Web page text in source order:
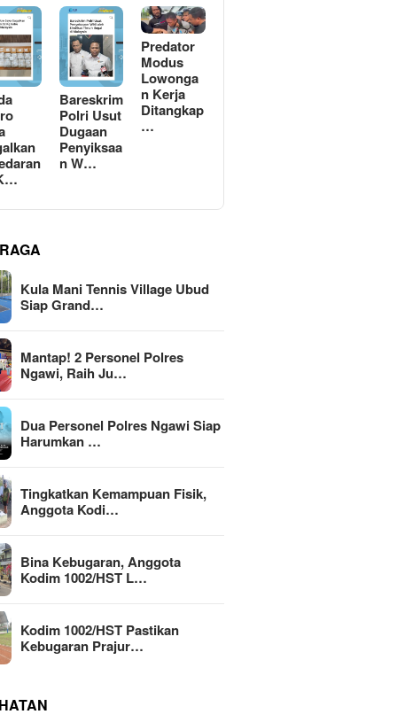
Bareskrim
Polri Usut
Dugaan
Penyiksaa
n W…
Predator
Modus
Lowonga
n Kerja
Ditangkap
…
Kula Mani Tennis Village Ubud
Siap Grand…
Mantap! 2 Personel Polres
Ngawi, Raih Ju…
Dua Personel Polres Ngawi Siap
Harumkan …
Tingkatkan Kemampuan Fisik,
Anggota Kodi…
Bina Kebugaran, Anggota
Kodim 1002/HST L…
Kodim 1002/HST Pastikan
Kebugaran Prajur…